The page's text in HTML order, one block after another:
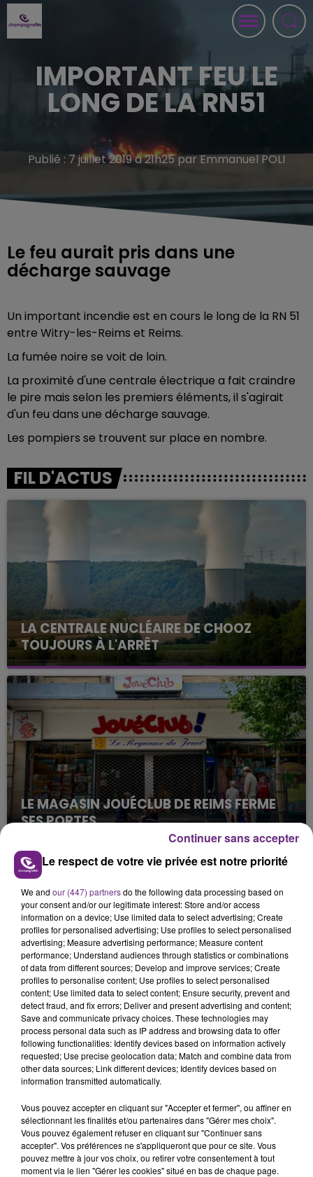
IMPORTANT FEU LE
LONG DE LA RN51
Publié : 7 juillet 2019 à 21h25 par Emmanuel POLI
Le feu aurait pris dans une
décharge sauvage
Un important incendie est en cours le long de la RN 51
entre Witry-les-Reims et Reims.
La fumée noire se voit de loin.
La proximité d'une centrale électrique a fait craindre
le pire mais selon les premiers éléments, il s'agirait
d'un feu dans une décharge sauvage.
Les pompiers se trouvent sur place en nombre.
FIL D'ACTUS
LA CENTRALE NUCLÉAIRE DE CHOOZ
TOUJOURS À L'ARRÊT
Cela fait déjà une semaine que la centrale
nucléaire ardennaise est à l'arrêt. Une situation
justifiée par la sécheresse intense qui est toujours
présente.
LE MAGASIN JOUÉCLUB DE REIMS FERME
SES PORTES
C'était l'une des institutions du centre-ville
rémois. Le magasin JouéClub est contraint de
fermer ses portes.
TITRES DIFFUSÉS
9h50
9h50
JUNGELI & EMMA
Juste Un Peu
9h46
9h46
GEORGE EZRA
9h43
9h43 9h40
9h40
Le respect de votre vie privée est notre priorité
We and our (447) partnersdo the following data processing based on
your consent and/or our legitimate interest: Store and/or access
information on a device; Use limited data to select advertising; Create
profiles for personalised advertising; Use profiles to select personalised
advertising; Measure advertising performance; Measure content
performance; Understand audiences through statistics or combinations
of data from different sources; Develop and improve services; Create
profiles to personalise content; Use profiles to select personalised
content; Use limited data to select content; Ensure security, prevent and
detect fraud, and fix errors; Deliver and present advertising and content;
Save and communicate privacy choices. These technologies may
process personal data such as IP address and browsing data to offer
following functionalities: Identify devices based on information actively
requested; Use precise geolocation data; Match and combine data from
other data sources; Link different devices; Identify devices based on
information transmitted automatically.
Vous pouvez accepter en cliquant sur "Accepter et fermer", ou affiner en
sélectionnant les finalités et/ou partenaires dans "Gérer mes choix".
Vous pouvez également refuser en cliquant sur "Continuer sans
accepter". Vos préférences ne s'appliqueront que pour ce site. Vous
pouvez mettre à jour vos choix, ou retirer votre consentement à tout
moment via le lien "Gérer les cookies" situé en bas de chaque page.
Continuer sans accepter